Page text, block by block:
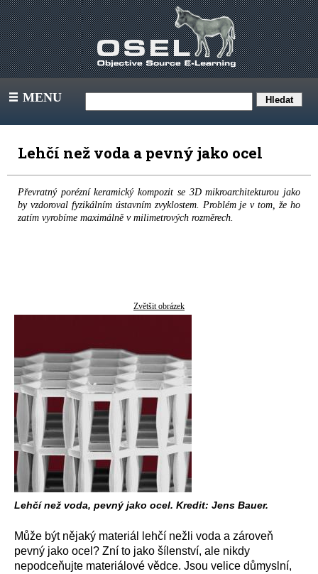
III MENU
Lehčí než voda a pevný jako ocel
Převratný porézní keramický kompozit se 3D mikroarchitekturou jako
by vzdoroval fyzikálním ústavním zvyklostem. Problém je v tom, že ho
zatím vyrobíme maximálně v milimetrových rozměrech.
Zvětšit obrázek
Lehčí než voda, pevný jako ocel. Kredit: Jens Bauer.
Může být nějaký materiál lehčí nežli voda a zároveň
pevný jako ocel? Zní to jako šílenství, ale nikdy
nepodceňujte materiálové vědce. Jsou velice důmyslní,